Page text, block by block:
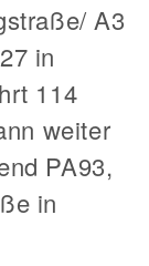
A3
in
114
weiter
PA93,
in